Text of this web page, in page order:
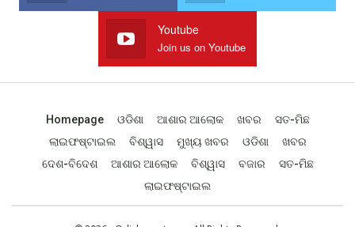
Youtube
Join us on Youtube
Homepage ଓଡିଶା ଆଶାର ଆଲୋକ ଖବର
ସତ-ମିଛ
ଲାଇଫଷ୍ଟାଇଲ
ବିଶ୍ୱାସ ମୁଖ୍ୟ ଖବର ଓଡିଶା
ଖବର
ଦେଶ-ବିଦେଶ
ଆଶାର ଆଲୋକ ବିଶ୍ୱାସ ବଜାର
ସତ-ମିଛ
ଲାଇଫଷ୍ଟାଇଲ